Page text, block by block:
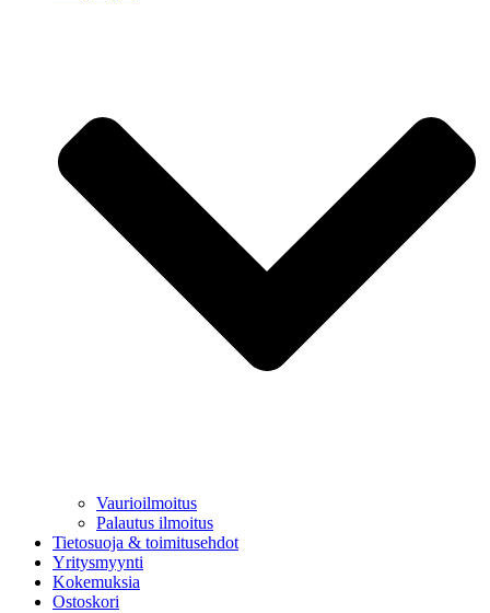
Vaurioilmoitus
Palautus ilmoitus
Tietosuoja & toimitusehdot
Yritysmyynti
Kokemuksia
Ostoskori